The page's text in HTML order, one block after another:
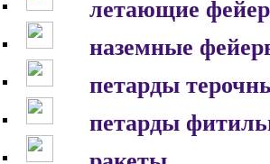
летающие
наземные
петарды
петарды